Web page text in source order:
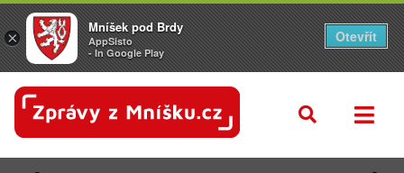
×
Mníšek pod Brdy
AppSisto
- In Google Play
Otevřít